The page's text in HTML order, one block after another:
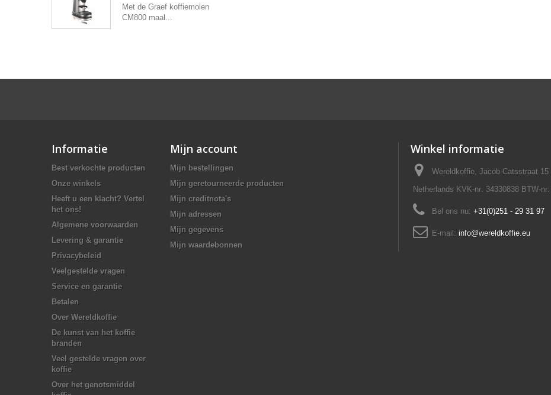
Met de Graef koffiemolen
CM800 maal...
Informatie
Best verkochte producten
Onze winkels
Heeft u een klacht? Vertel
het ons!
Algemene voorwaarden
Levering & garantie
Privacybeleid
Veelgestelde vragen
Service en garantie
Betalen
Over Wereldkoffie
De kunst van het koffie
branden
Veel gestelde vragen over
koffie
Over het genotsmiddel
Mijn account
Mijn bestellingen
Mijn geretourneerde producten
Mijn creditnota's
Mijn adressen
Mijn gegevens
Mijn waardebonnen
Winkel informatie
Wereldkoffie, Jacob Catsstraat
Netherlands KVK-nr: 34330838 BTW-
Bel ons nu: +31(0)251 - 29 31 97
E-mail: info@wereldkoffie.eu